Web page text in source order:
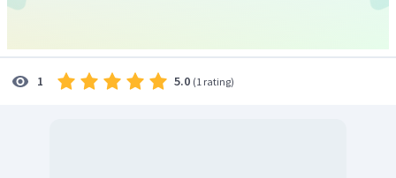
1 5.0 (1 rating)